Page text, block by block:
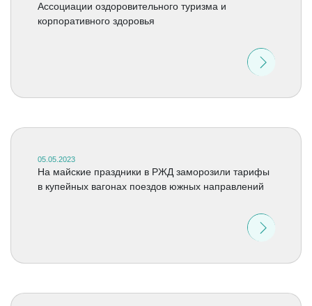
Ассоциации оздоровительного туризма и
корпоративного здоровья
05.05.2023
На майские праздники в РЖД заморозили тарифы
в купейных вагонах поездов южных направлений